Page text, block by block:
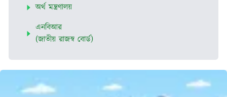
অর্থ মন্ত্রণালয়
এনবিআর
(জাতীয় রাজস্ব বোর্ড)